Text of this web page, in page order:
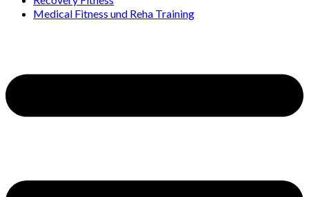
Medical Fitness und Reha Training